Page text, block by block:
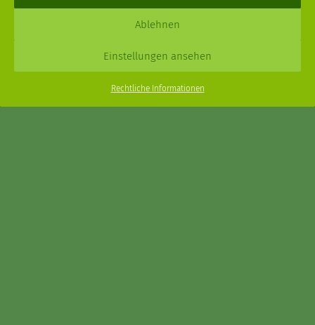
Ablehnen
Einstellungen ansehen
Rechtliche Informationen
Menu
XPDT : Marken & Kommunikation